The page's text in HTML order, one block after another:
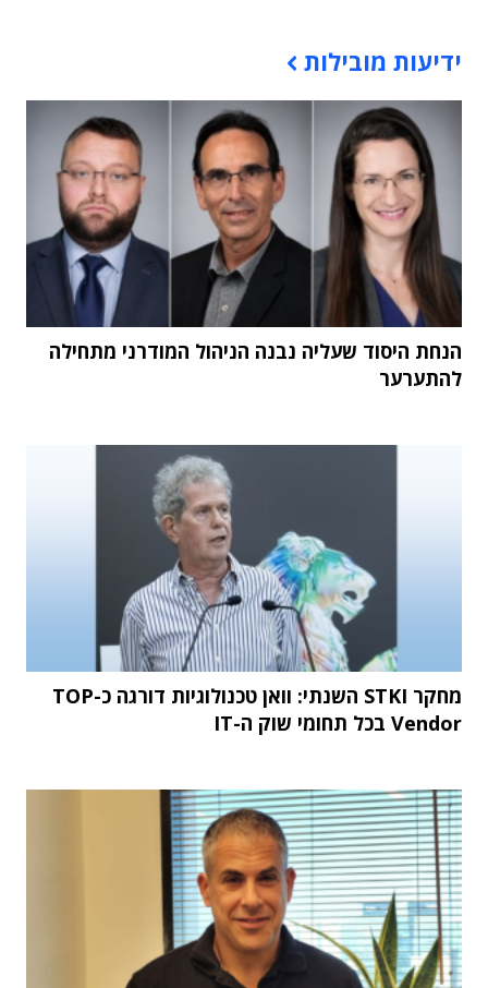
ידיעות מובילות
הנחת היסוד שעליה נבנה הניהול המודרני מתחילה
להתערער
מחקר STKI השנתי: וואן טכנולוגיות דורגה כ-TOP
Vendor בכל תחומי שוק ה-IT